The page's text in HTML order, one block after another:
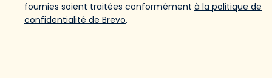
fournies soient traitées conformément à la politique de
confidentialité de Brevo.